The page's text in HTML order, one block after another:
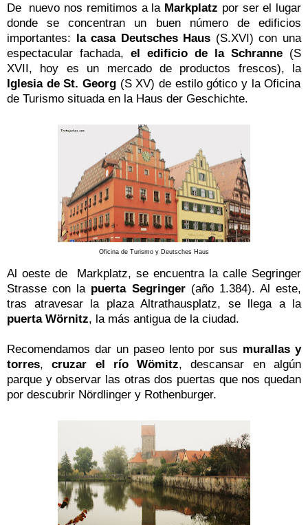
De nuevo nos remitimos a la Markplatz por ser el lugar
donde se concentran un buen número de edificios
importantes: la casa Deutsches Haus (S.XVI) con una
espectacular fachada, el edificio de la Schranne (S
XVII, hoy es un mercado de productos frescos), la
Iglesia de St. Georg (S XV) de estilo gótico y la Oficina
de Turismo situada en la Haus der Geschichte.
Oficina de Turismo y Deutsches Haus
Al oeste de Markplatz, se encuentra la calle Segringer
Strasse con la puerta Segringer(año 1.384). Al este,
tras atravesar la plaza Altrathausplatz, se llega a la
puerta Wörnitz, la más antigua de la ciudad.
Recomendamos dar un paseo lento por sus murallas y
torres,cruzar el río Wömitz, descansar en algún
parque y observar las otras dos puertas que nos quedan
por descubrir Nördlinger y Rothenburger.